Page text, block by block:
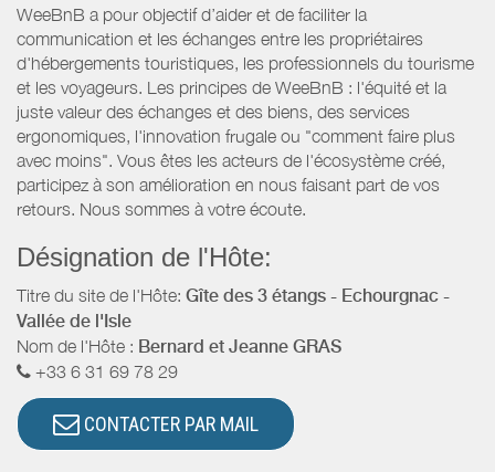
WeeBnB a pour objectif d’aider et de faciliter la
communication et les échanges entre les propriétaires
d'hébergements touristiques, les professionnels du tourisme
et les voyageurs. Les principes de WeeBnB : l'équité et la
juste valeur des échanges et des biens, des services
ergonomiques, l'innovation frugale ou "comment faire plus
avec moins". Vous êtes les acteurs de l'écosystème créé,
participez à son amélioration en nous faisant part de vos
retours. Nous sommes à votre écoute.
Désignation de l'Hôte:
Titre du site de l'Hôte: Gîte des 3 étangs - Echourgnac -
Vallée de l'Isle
Nom de l'Hôte : Bernard et Jeanne GRAS
+33 6 31 69 78 29
CONTACTER PAR MAIL